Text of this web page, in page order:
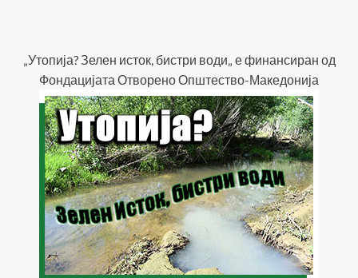
„Утопија? Зелен исток, бистри води„ е финансиран од
Фондацијата Отворено Општество-Македонија